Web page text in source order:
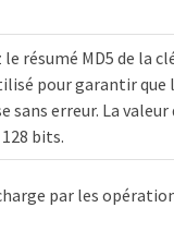
résumé MD5 de la
pour garantir que
sans erreur. La
bits.
par les